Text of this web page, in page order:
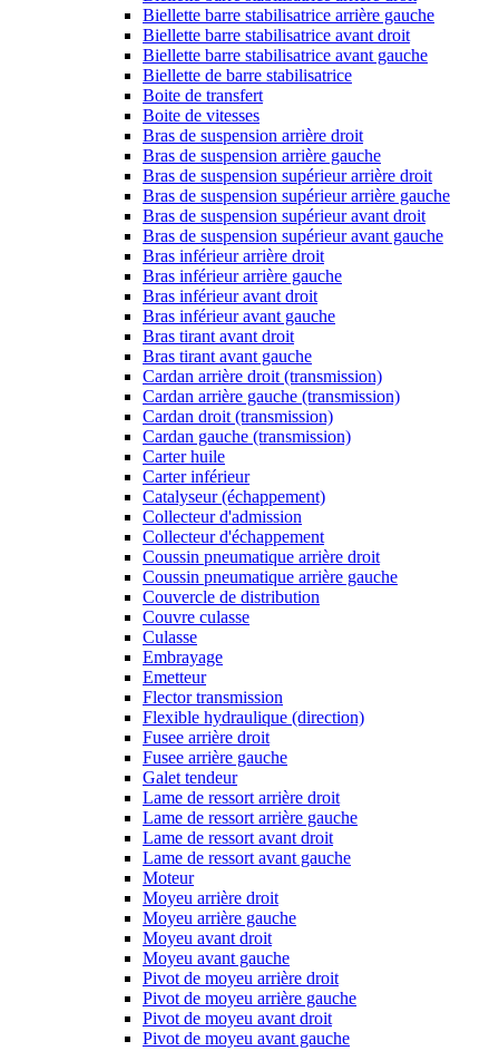
Biellette barre stabilisatrice arrière gauche
Biellette barre stabilisatrice avant droit
Biellette barre stabilisatrice avant gauche
Biellette de barre stabilisatrice
Boite de transfert
Boite de vitesses
Bras de suspension arrière droit
Bras de suspension arrière gauche
Bras de suspension supérieur arrière droit
Bras de suspension supérieur arrière gauche
Bras de suspension supérieur avant droit
Bras de suspension supérieur avant gauche
Bras inférieur arrière droit
Bras inférieur arrière gauche
Bras inférieur avant droit
Bras inférieur avant gauche
Bras tirant avant droit
Bras tirant avant gauche
Cardan arrière droit (transmission)
Cardan arrière gauche (transmission)
Cardan droit (transmission)
Cardan gauche (transmission)
Carter huile
Carter inférieur
Catalyseur (échappement)
Collecteur d'admission
Collecteur d'échappement
Coussin pneumatique arrière droit
Coussin pneumatique arrière gauche
Couvercle de distribution
Couvre culasse
Culasse
Embrayage
Emetteur
Flector transmission
Flexible hydraulique (direction)
Fusee arrière droit
Fusee arrière gauche
Galet tendeur
Lame de ressort arrière droit
Lame de ressort arrière gauche
Lame de ressort avant droit
Lame de ressort avant gauche
Moteur
Moyeu arrière droit
Moyeu arrière gauche
Moyeu avant droit
Moyeu avant gauche
Pivot de moyeu arrière droit
Pivot de moyeu arrière gauche
Pivot de moyeu avant droit
Pivot de moyeu avant gauche